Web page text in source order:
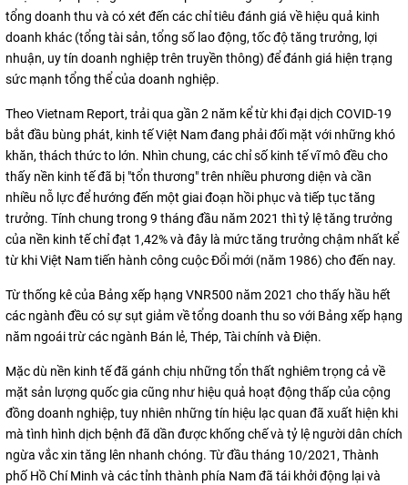
tổng doanh thu và có xét đến các chỉ tiêu đánh giá về hiệu quả kinh
doanh khác (tổng tài sản, tổng số lao động, tốc độ tăng trưởng, lợi
nhuận, uy tín doanh nghiệp trên truyền thông) để đánh giá hiện trạng
sức mạnh tổng thể của doanh nghiệp.
Theo Vietnam Report, trải qua gần 2 năm kể từ khi đại dịch COVID-19
bắt đầu bùng phát, kinh tế Việt Nam đang phải đối mặt với những khó
khăn, thách thức to lớn. Nhìn chung, các chỉ số kinh tế vĩ mô đều cho
thấy nền kinh tế đã bị "tổn thương" trên nhiều phương diện và cần
nhiều nỗ lực để hướng đến một giai đoạn hồi phục và tiếp tục tăng
trưởng. Tính chung trong 9 tháng đầu năm 2021 thì tỷ lệ tăng trưởng
của nền kinh tế chỉ đạt 1,42% và đây là mức tăng trưởng chậm nhất kể
từ khi Việt Nam tiến hành công cuộc Đổi mới (năm 1986) cho đến nay.
Từ thống kê của Bảng xếp hạng VNR500 năm 2021 cho thấy hầu hết
các ngành đều có sự sụt giảm về tổng doanh thu so với Bảng xếp hạng
năm ngoái trừ các ngành Bán lẻ, Thép, Tài chính và Điện.
Mặc dù nền kinh tế đã gánh chịu những tổn thất nghiêm trọng cả về
mặt sản lượng quốc gia cũng như hiệu quả hoạt động thấp của cộng
đồng doanh nghiệp, tuy nhiên những tín hiệu lạc quan đã xuất hiện khi
mà tình hình dịch bệnh đã dần được khống chế và tỷ lệ người dân chích
ngừa vắc xin tăng lên nhanh chóng. Từ đầu tháng 10/2021, Thành
phố Hồ Chí Minh và các tỉnh thành phía Nam đã tái khởi động lại và